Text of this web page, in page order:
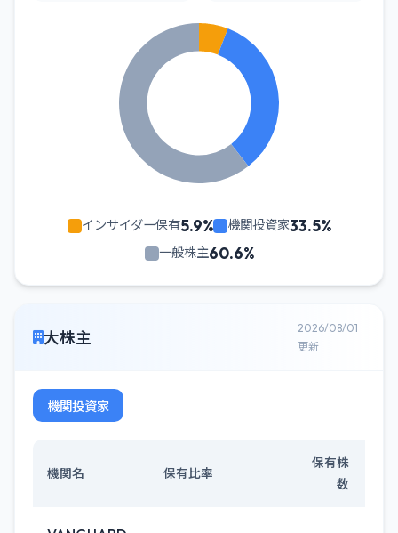
インサイダー保有5.9% 機関投資家33.5%
一般株主60.6%
大株主
2026/08/01
更新
機関投資家
機関名 保有比率
保有株
数